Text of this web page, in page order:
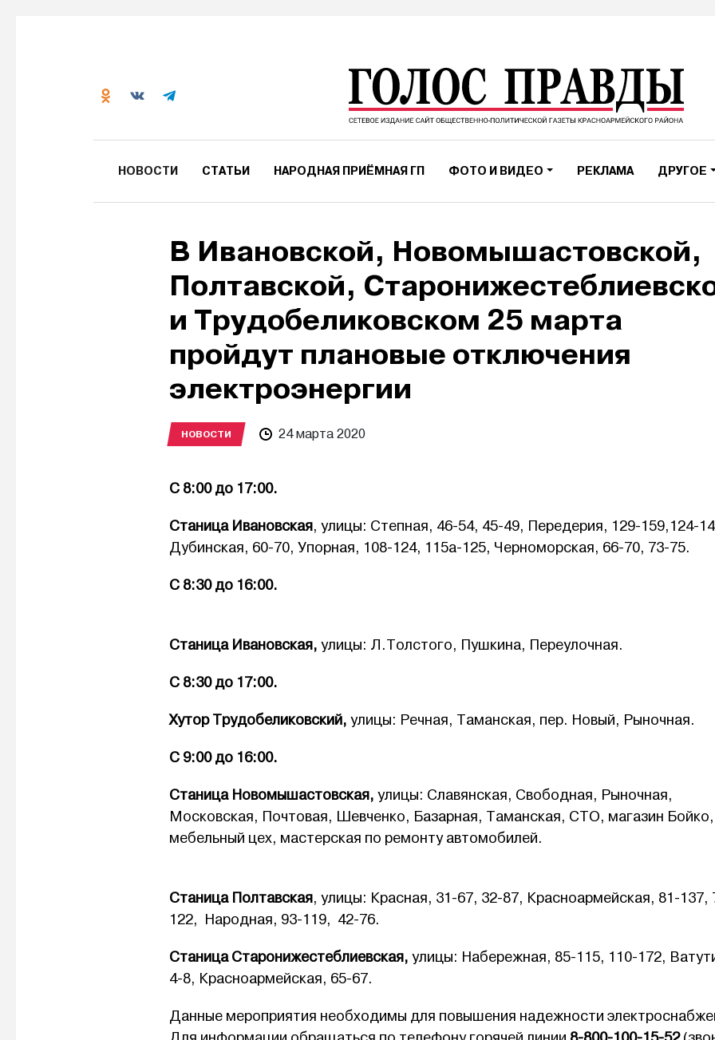
НОВОСТИ СТАТЬИ НАРОДНАЯ ПРИЁМНАЯ ГП ФОТО И ВИДЕО РЕКЛАМА ДРУГОЕ
В Ивановской, Новомышастовской,
Полтавской,
и Трудобеликовском 25 марта
пройдут плановые отключения
электроэнергии
НОВОСТИ 24 марта 2020
С 8:00 до 17:00.
Станица Ивановская, улицы: Степная, 46-54, 45-49, Передерия, 129-159,124-
Дубинская, 60-70, Упорная, 108-124, 115а-125, Черноморская, 66-70, 73-75.
С 8:30 до 16:00.
Станица Ивановская, улицы: Л.Толстого, Пушкина, Переулочная.
С 8:30 до 17:00.
Хутор Трудобеликовский, улицы: Речная, Таманская, пер. Новый, Рыночная.
С 9:00 до 16:00.
Станица Новомышастовская, улицы: Славянская, Свободная, Рыночная,
Московская, Почтовая, Шевченко, Базарная, Таманская, СТО, магазин Бойко,
мебельный цех, мастерская по ремонту автомобилей.
Станица Полтавская, улицы: Красная, 31-67, 32-87, Красноармейская, 81-137,
122, Народная, 93-119, 42-76.
Станица Старонижестеблиевская, улицы: Набережная, 85-115, 110-172,
4-8, Красноармейская, 65-67.
Данные мероприятия необходимы для повышения надежности